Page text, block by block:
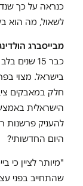
כנראה על כך
לשאול, מה הוא
מבייסברג
כבר 15
בישראל. מצוי
חלק במאבקים
הישראלית
להעניק פרשנות
היום החדשותי?
"מיותר לציין כי
שהתחייב בפני